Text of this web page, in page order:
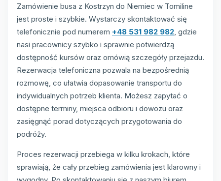
Zamówienie busa z Kostrzyn do Niemiec w Tomiline
jest proste i szybkie. Wystarczy skontaktować się
telefonicznie pod numerem +48 531 982 982 , gdzie
nasi pracownicy szybko i sprawnie potwierdzą
dostępność kursów oraz omówią szczegóły przejazdu.
Rezerwacja telefoniczna pozwala na bezpośrednią
rozmowę, co ułatwia dopasowanie transportu do
indywidualnych potrzeb klienta. Możesz zapytać o
dostępne terminy, miejsca odbioru i dowozu oraz
zasięgnąć porad dotyczących przygotowania do
podróży.
Proces rezerwacji przebiega w kilku krokach, które
sprawiają, że cały przebieg zamówienia jest klarowny i